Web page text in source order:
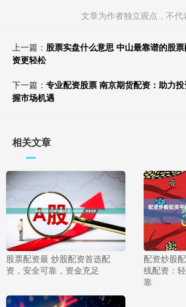
文章为作者独立观点，不
上一篇： 股票实盘什么意思 中山最靠谱的股
资更轻松
下一篇： 专业配资股票 南京期货配资：助力
握市场机遇
相关文章
股票配资最 炒股配资首选配
资，安全可靠，资金充足
配资炒股
线配资：
靠